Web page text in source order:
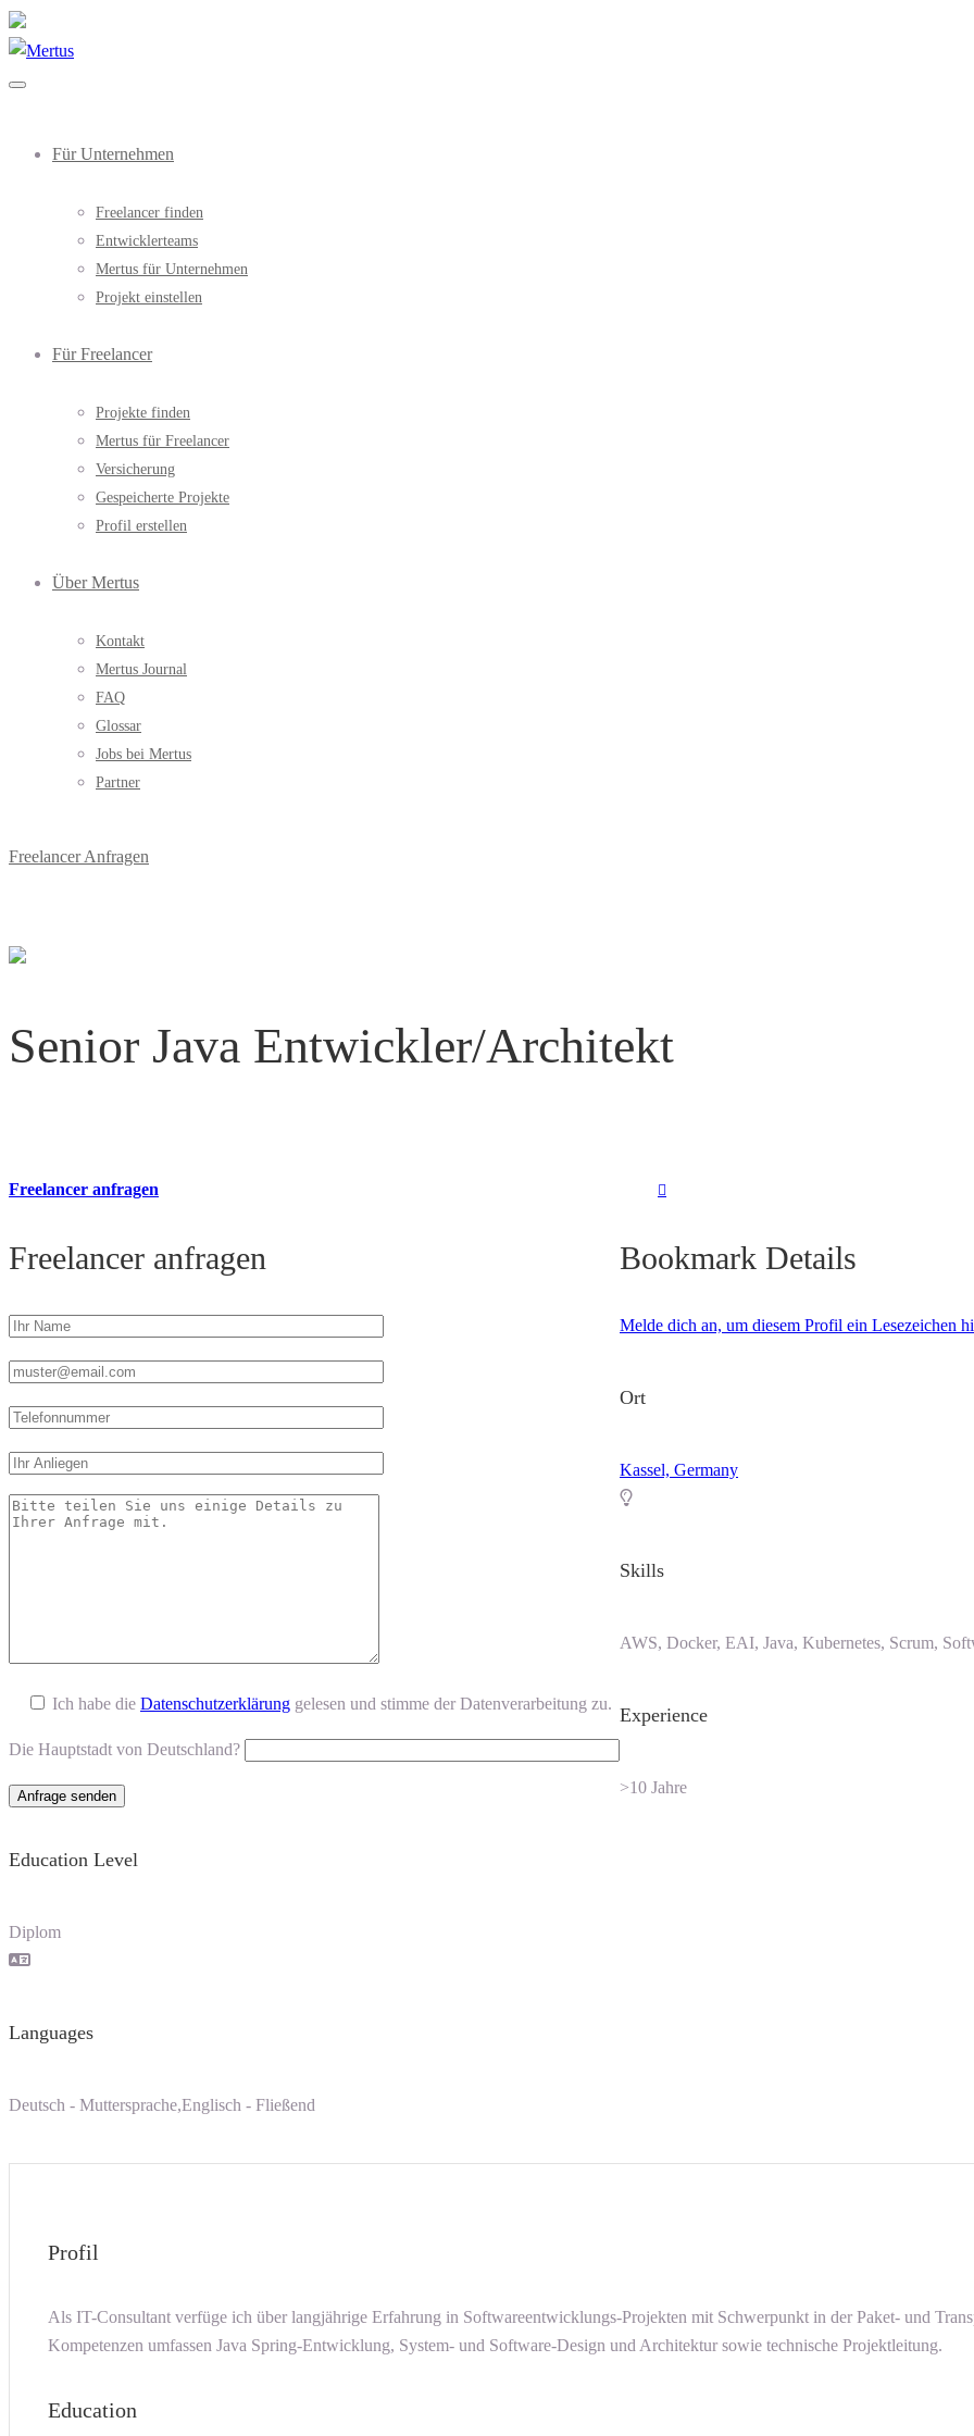
Für Unternehmen
Freelancer finden
Entwicklerteams
Mertus für Unternehmen
Projekt einstellen
Für Freelancer
Projekte finden
Mertus für Freelancer
Versicherung
Gespeicherte Projekte
Profil erstellen
Über Mertus
Kontakt
Mertus Journal
FAQ
Glossar
Jobs bei Mertus
Partner
Freelancer Anfragen
Senior Java Entwickler/Architekt
Freelancer anfragen
Freelancer anfragen
Ich habe die Datenschutzerklärung gelesen und stimme der Datenverarbeitung zu.
Die Hauptstadt von Deutschland?
Bookmark Details
Melde dich an, um diesem Profil ein Lesezeichen
Ort
Kassel, Germany
Skills
AWS, Docker, EAI, Java, Kubernetes, Scrum,
Experience
>10 Jahre
Education Level
Diplom
Languages
Deutsch - Muttersprache,Englisch - Fließend
Profil
Als IT-Consultant verfüge ich über langjährige Erfahrung in Softwareentwicklungs-Projekten mit Schwerpunkt in der Paket- und
Kompetenzen umfassen Java Spring-Entwicklung, System- und Software-Design und Architektur sowie technische Projektleitung.
Education